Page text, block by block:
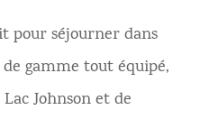
pour séjourner dans
gamme tout équipé,
Johnson et de